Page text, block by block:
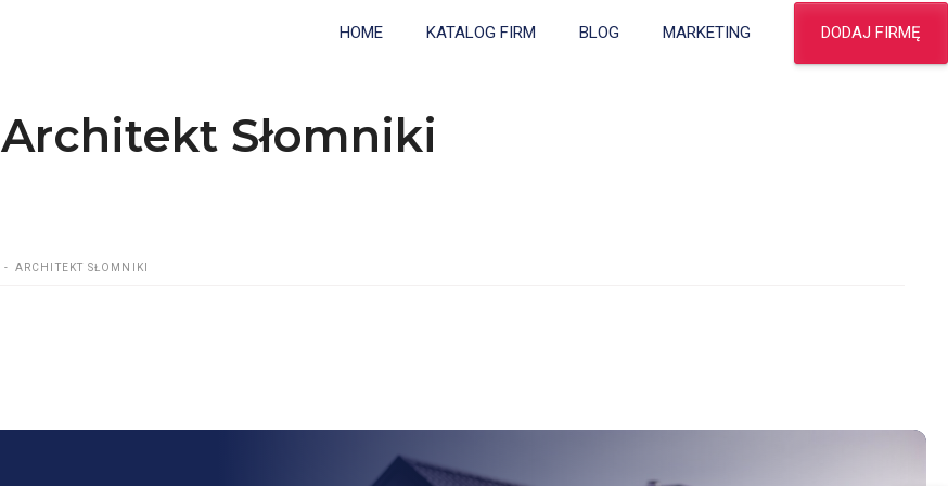
HOME KATALOG FIRM BLOG MARKETING DODAJ FIRMĘ
Architekt Słomniki
ARCHITEKT SŁOMNIKI